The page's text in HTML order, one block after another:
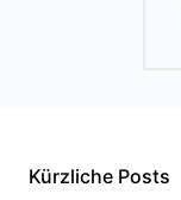
Kürzliche Posts